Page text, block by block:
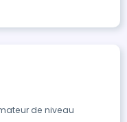
de niveau